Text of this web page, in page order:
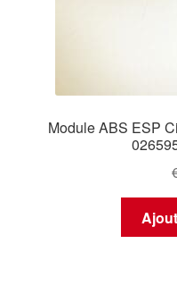
Module ABS ESP